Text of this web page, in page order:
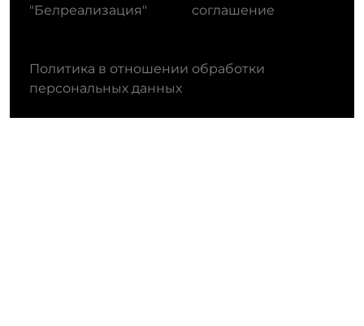
"Белреализация"
соглашение
Политика в отношении обработки
персональных данных